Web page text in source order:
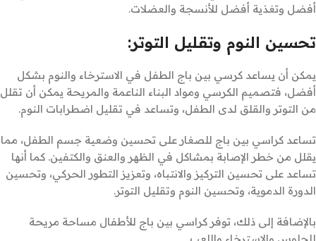
أفضل وتغذية أفضل للأنسجة والعضلات.
تحسين النوم وتقليل التوتر:
يمكن أن يساعد كرسي بين باج الطفل في الاسترخاء والنوم بشكل
أفضل، فتصميم الكرسي ومواد البناء الناعمة والمريحة يمكن أن تقلل
من التوتر والقلق لدى الطفل، وتساعد في تقليل اضطرابات النوم.
تساعد كراسي بين باج للصغار على تحسين وضعية جسم الطفل، مما
يقلل من خطر الإصابة بمشاكل في الظهر والعنق والكتفين. كما أنها
تساعد على تحسين التركيز والانتباه، وتعزيز التطور الحركي، وتحسين
الدورة الدموية، وتحسين النوم وتقليل التوتر.
بالإضافة إلى ذلك، توفر كراسي بين باج للأطفال مساحة مريحة